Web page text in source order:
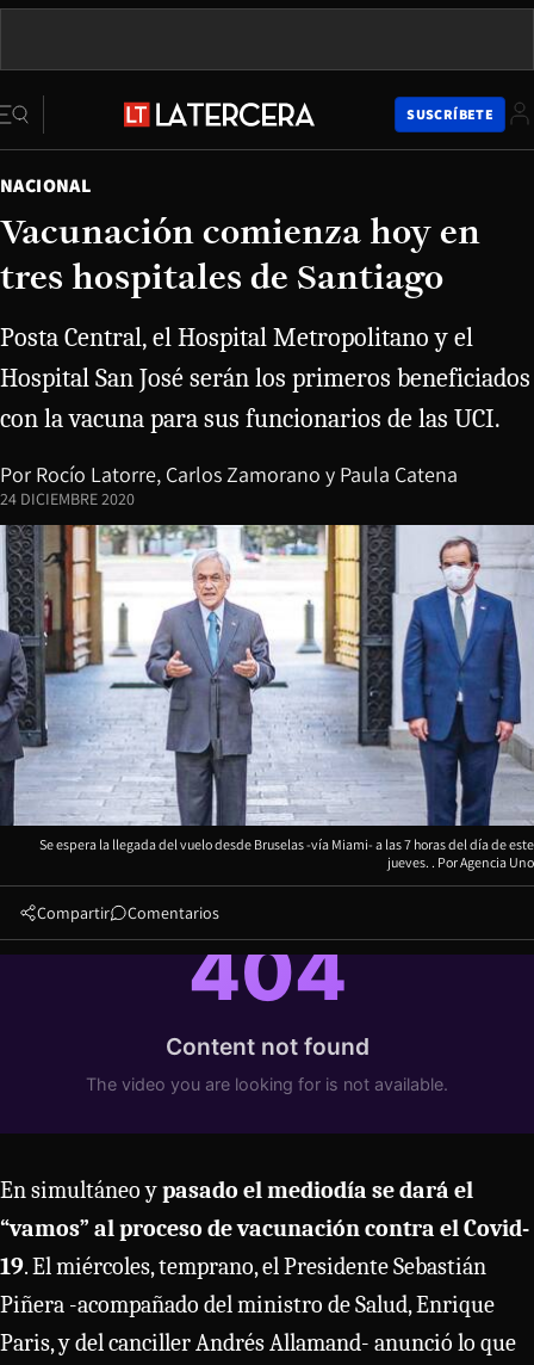
SUSCRÍBETE
NACIONAL
Vacunación comienza hoy en
tres hospitales de Santiago
Posta Central, el Hospital Metropolitano y el
Hospital San José serán los primeros beneficiados
con la vacuna para sus funcionarios de las UCI.
Por Rocío Latorre, Carlos Zamorano y Paula Catena
24 DICIEMBRE 2020
Se espera la llegada del vuelo desde Bruselas -vía Miami- a las 7 horas del día de este
jueves.
Agencia Uno
Compartir Comentarios
En simultáneo ypasado el mediodía se dará el
“vamos” al proceso de vacunación contra el Covid-
19. El miércoles, temprano, el Presidente Sebastián
Piñera -acompañado del ministro de Salud, Enrique
Paris, y del canciller Andrés Allamand- anunció lo que